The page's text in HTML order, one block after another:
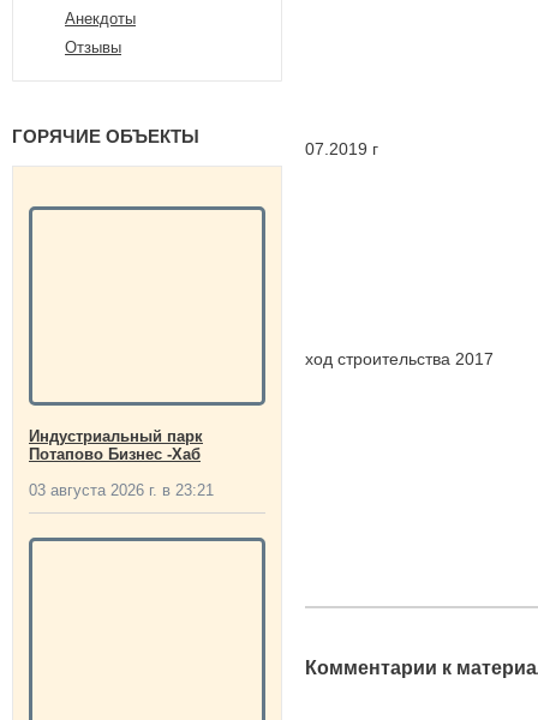
Анекдоты
Отзывы
ГОРЯЧИЕ ОБЪЕКТЫ
Индустриальный парк
Потапово Бизнес -Хаб
03 августа 2026 г. в 23:21
07.2019 г
ход строительства 2017
Комментарии к